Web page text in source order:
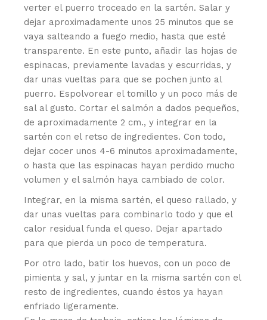
verter el puerro troceado en la sartén. Salar y
dejar aproximadamente unos 25 minutos que se
vaya salteando a fuego medio, hasta que esté
transparente. En este punto, añadir las hojas de
espinacas, previamente lavadas y escurridas, y
dar unas vueltas para que se pochen junto al
puerro. Espolvorear el tomillo y un poco más de
sal al gusto. Cortar el salmón a dados pequeños,
de aproximadamente 2 cm., y integrar en la
sartén con el retso de ingredientes. Con todo,
dejar cocer unos 4-6 minutos aproximadamente,
o hasta que las espinacas hayan perdido mucho
volumen y el salmón haya cambiado de color.
Integrar, en la misma sartén, el queso rallado, y
dar unas vueltas para combinarlo todo y que el
calor residual funda el queso. Dejar apartado
para que pierda un poco de temperatura.
Por otro lado, batir los huevos, con un poco de
pimienta y sal, y juntar en la misma sartén con el
resto de ingredientes, cuando éstos ya hayan
enfriado ligeramente.